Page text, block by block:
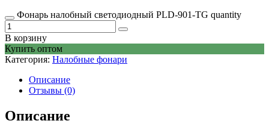
Фонарь налобный светодиодный PLD-901-TG quantity
В корзину
Купить оптом
Категория: Налобные фонари
Описание
Отзывы (0)
Описание